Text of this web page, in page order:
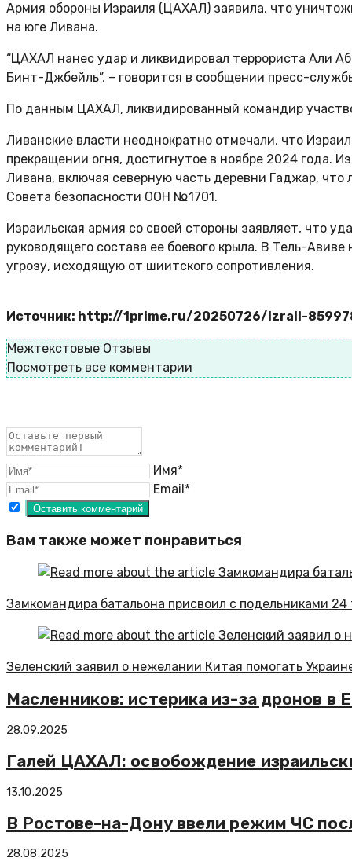
Армия обороны Израиля (ЦАХАЛ) заявила, что
на юге Ливана.
“ЦАХАЛ нанес удар и ликвидировал террориста Али
Бинт-Джбейль”, – говорится в сообщении пресс-
По данным ЦАХАЛ, ликвидированный командир
Ливанские власти неоднократно отмечали, что
прекращении огня, достигнутое в ноябре 2024 года.
Ливана, включая северную часть деревни Гаджар,
Совета безопасности ООН №1701.
Израильская армия со своей стороны заявляет, что
руководящего состава ее боевого крыла. В Тель-
угрозу, исходящую от шиитского сопротивления.
Источник: http://1prime.ru/20250726/izrail-
Межтекстовые Отзывы
Посмотреть все комментарии
Имя*
Email*
Вам также может понравиться
Замкомандира батальона присвоил с подельниками 24
Зеленский заявил о нежелании Китая помогать
Масленников: истерика из-за дронов в
28.09.2025
Галей ЦАХАЛ: освобождение
13.10.2025
В Ростове-на-Дону ввели режим ЧС
28.08.2025